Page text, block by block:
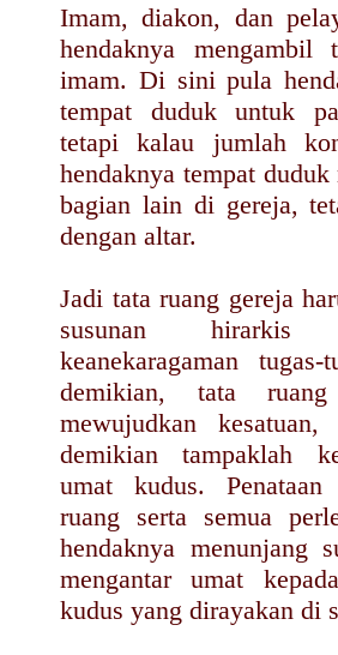
Imam, diakon, dan
hendaknya mengambil
imam. Di sini pula
tempat duduk untuk
tetapi kalau jumlah
hendaknya tempat
bagian lain di gereja,
dengan altar.
Jadi tata ruang gereja
susunan
keanekaragaman
demikian, tata
mewujudkan kesatuan,
demikian tampaklah
umat kudus. Penataan
ruang serta semua
hendaknya menunjang
mengantar umat
kudus yang dirayakan di